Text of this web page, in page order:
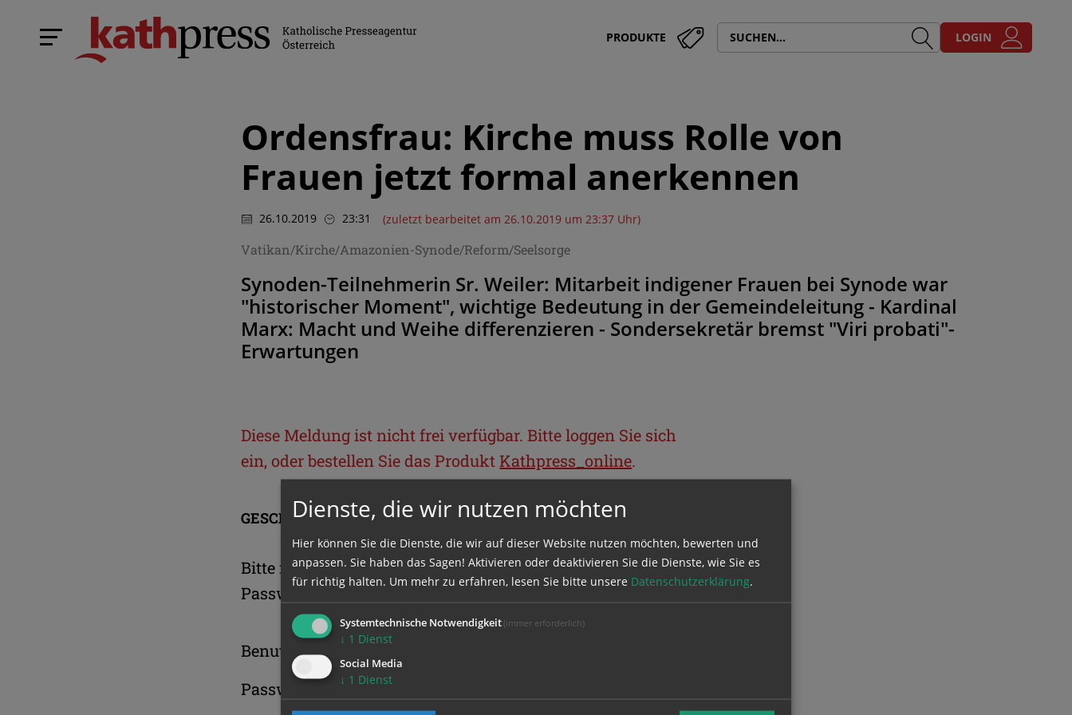
PRODUKTE LOGIN
Ordensfrau: Kirche muss Rolle von
Frauen jetzt formal anerkennen
26.10.2019 23:31 (zuletzt bearbeitet am 26.10.2019 um 23:37 Uhr)
Vatikan/Kirche/Amazonien-Synode/Reform/Seelsorge
Synoden-Teilnehmerin Sr. Weiler: Mitarbeit indigener Frauen bei Synode war
"historischer Moment", wichtige Bedeutung in der Gemeindeleitung - Kardinal
Marx: Macht und Weihe differenzieren - Sondersekretär bremst "Viri probati"-
Erwartungen
Diese Meldung ist nicht frei verfügbar. Bitte loggen Sie sich
ein, oder bestellen Sie das Produkt Kathpress_online.
GESCHÜTZTER BEREICH
Bitte melden Sie sich mit Ihrem Benutzernamen und
Passwort an.
Benutzername
Passwort
Dienste, die wir nutzen möchten
Hier können Sie die Dienste, die wir auf dieser Website nutzen möchten, bewerten und
anpassen. Sie haben das Sagen! Aktivieren oder deaktivieren Sie die Dienste, wie Sie es
für richtig halten. Um mehr zu erfahren, lesen Sie bitte unsere Datenschutzerklärung.
Systemtechnische Notwendigkeit (immer erforderlich)
↓ 1 Dienst
Social Media
↓ 1 Dienst